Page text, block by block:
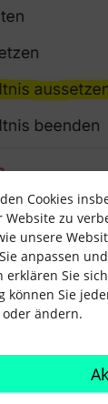
im Profil aus
Cookies
zu
unsere
anpassen
erklären Sie
können Sie
ändern.